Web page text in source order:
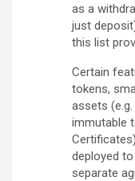
as a
just
this list
Certain
tokens,
assets (e.g.
immutable
deployed
separate